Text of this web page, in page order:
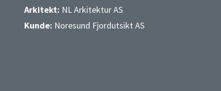
Arkitekt: NL Arkitektur AS
Kunde: Noresund Fjordutsikt AS